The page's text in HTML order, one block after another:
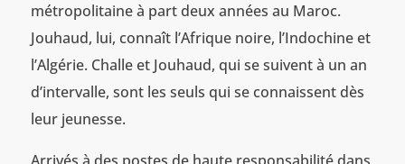
métropolitaine à part deux années au Maroc.
Jouhaud, lui, connaît l’Afrique noire, l’Indochine et
l’Algérie. Challe et Jouhaud, qui se suivent à un an
d’intervalle, sont les seuls qui se connaissent dès
leur jeunesse.